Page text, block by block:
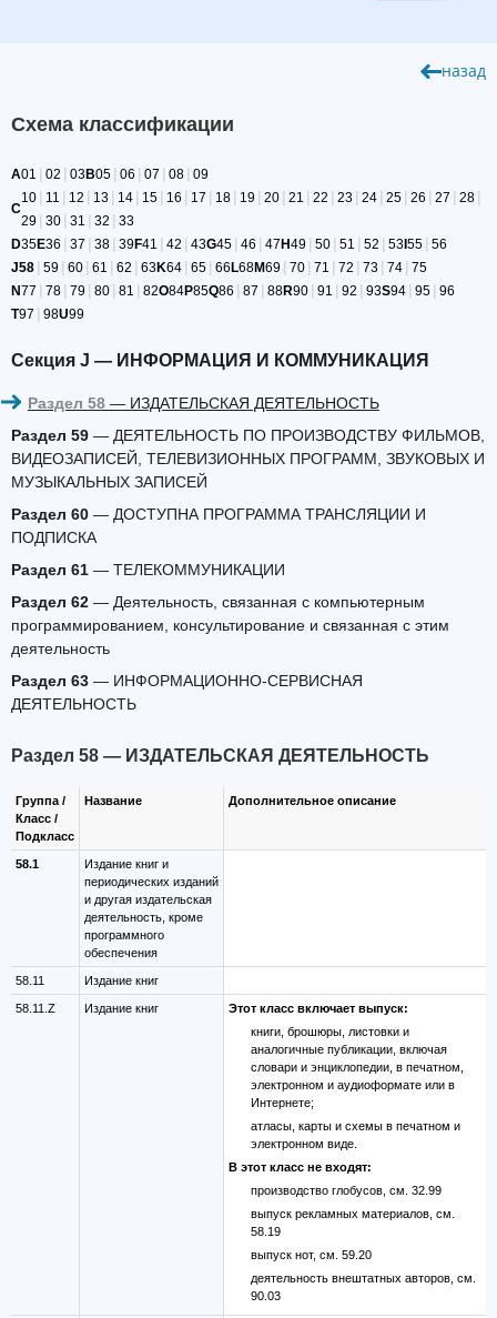
назад
Схема классификации
A01 | 02 | 03B05 | 06 | 07 | 08 | 09
C
10 | 11 | 12 | 13 | 14 | 15 | 16 | 17 | 18 | 19 | 20 | 21 | 22 | 23 | 24 | 25 | 26 | 27 | 28 |
29 | 30 | 31 | 32 | 33
D35E36 | 37 | 38 | 39F41 | 42 | 43G45 | 46 | 47H49 | 50 | 51 | 52 | 53I55 | 56
J58 | 59 | 60 | 61 | 62 | 63K64 | 65 | 66L68M69 | 70 | 71 | 72 | 73 | 74 | 75
N77 | 78 | 79 | 80 | 81 | 82O84P85Q86 | 87 | 88R90 | 91 | 92 | 93S94 | 95 | 96
T97 | 98U99
Секция J — ИНФОРМАЦИЯ И КОММУНИКАЦИЯ
Раздел 58 — ИЗДАТЕЛЬСКАЯ ДЕЯТЕЛЬНОСТЬ
Раздел 59 — ДЕЯТЕЛЬНОСТЬ ПО ПРОИЗВОДСТВУ ФИЛЬМОВ,
ВИДЕОЗАПИСЕЙ, ТЕЛЕВИЗИОННЫХ ПРОГРАММ, ЗВУКОВЫХ И
МУЗЫКАЛЬНЫХ ЗАПИСЕЙ
Раздел 60 — ДОСТУПНА ПРОГРАММА ТРАНСЛЯЦИИ И
ПОДПИСКА
Раздел 61 — ТЕЛЕКОММУНИКАЦИИ
Раздел 62 — Деятельность, связанная с компьютерным
программированием, консультирование и связанная с этим
деятельность
Раздел 63 — ИНФОРМАЦИОННО-СЕРВИСНАЯ
ДЕЯТЕЛЬНОСТЬ
Раздел 58 — ИЗДАТЕЛЬСКАЯ ДЕЯТЕЛЬНОСТЬ
Группа /
Класс /
Подкласс
Название Дополнительное описание
58.1
Издание книг и
периодических изданий
и другая издательская
деятельность, кроме
программного
обеспечения
58.11 Издание книг
58.11.Z Издание книг
Этот класс включает выпуск:
книги, брошюры, листовки и
аналогичные публикации, включая
словари и энциклопедии, в печатном,
электронном и аудиоформате или в
Интернете;
атласы, карты и схемы в печатном и
электронном виде.
В этот класс не входят:
производство глобусов, см. 32.99
выпуск рекламных материалов, см.
58.19
выпуск нот, см. 59.20
деятельность внештатных авторов, см.
90.03